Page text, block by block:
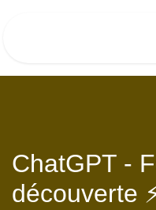
ChatGPT -
découverte ⚡️